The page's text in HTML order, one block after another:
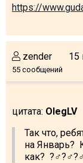
https://
zender
55 сообщений
15
цитата: OlegLV
Так что,
на Январь?
как?